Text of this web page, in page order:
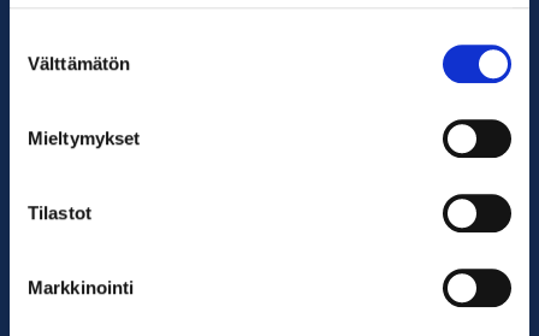
valinta
Välttämätön
Mieltymykset
Tilastot
Markkinointi
Suomen ympäristöopisto SYKLI
00240 Helsinki
Etusivu